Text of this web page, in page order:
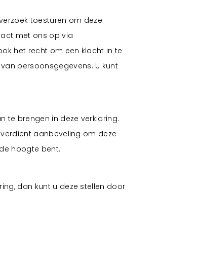
toesturen om deze
met ons op via
het recht om een klacht in te
persoonsgegevens. U kunt
te brengen in deze verklaring.
aanbeveling om deze
hoogte bent.
dan kunt u deze stellen door